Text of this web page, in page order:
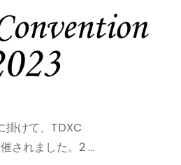
掛けて、TDXC
されました。2 …